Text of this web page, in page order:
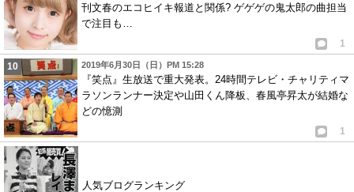
刊文春のエコヒイキ報道と関係? ゲゲゲの鬼太郎の曲担当
で注目も…
1
2019年6月30日（日）PM 15:28
『笑点』生放送で重大発表。24時間テレビ・チャリティマ
ラソンランナー決定や山田くん降板、春風亭昇太が結婚な
どの憶測
1
人気ブログランキング